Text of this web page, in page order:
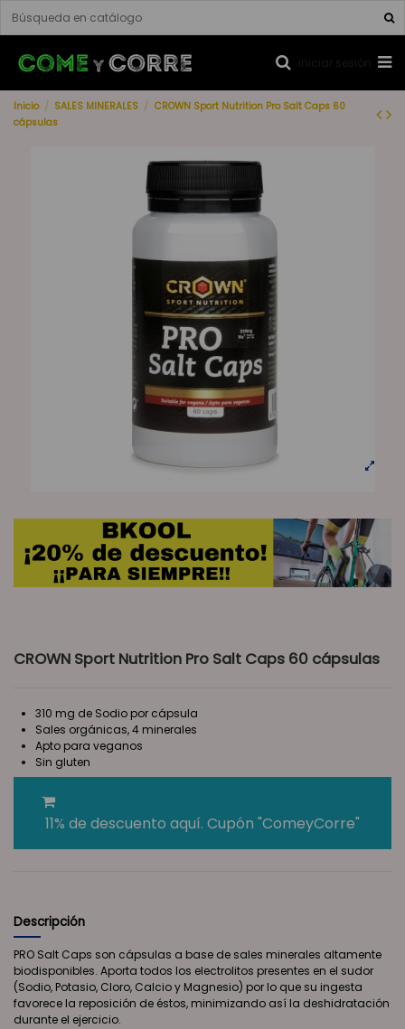
Iniciar sesión
Inicio SALES MINERALES
CROWN Sport Nutrition Pro Salt Caps 60
cápsulas
CROWN Sport Nutrition Pro Salt Caps 60 cápsulas
310 mg de Sodio por cápsula
Sales orgánicas, 4 minerales
Apto para veganos
Sin gluten
11% de descuento aquí. Cupón "ComeyCorre"
Descripción
PRO Salt Caps son cápsulas a base de sales minerales altamente
biodisponibles. Aporta todos los electrolitos presentes en el sudor
(Sodio, Potasio, Cloro, Calcio y Magnesio) por lo que su ingesta
favorece la reposición de éstos, minimizando así la deshidratación
durante el ejercicio.